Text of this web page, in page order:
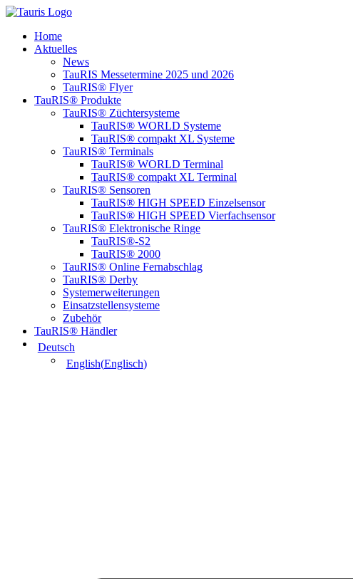
Inhalt
springen
Home
Aktuelles
News
TauRIS Messetermine 2025 und 2026
TauRIS® Flyer
TauRIS® Produkte
TauRIS® Züchtersysteme
TauRIS® WORLD Systeme
TauRIS® compakt XL Systeme
TauRIS® Terminals
TauRIS® WORLD Terminal
TauRIS® compakt XL Terminal
TauRIS® Sensoren
TauRIS® HIGH SPEED Einzelsensor
TauRIS® HIGH SPEED Vierfachsensor
TauRIS® Elektronische Ringe
TauRIS®-S2
TauRIS® 2000
TauRIS® Online Fernabschlag
TauRIS® Derby
Systemerweiterungen
Einsatzstellensysteme
Zubehör
TauRIS® Händler
Deutsch
English(Englisch)